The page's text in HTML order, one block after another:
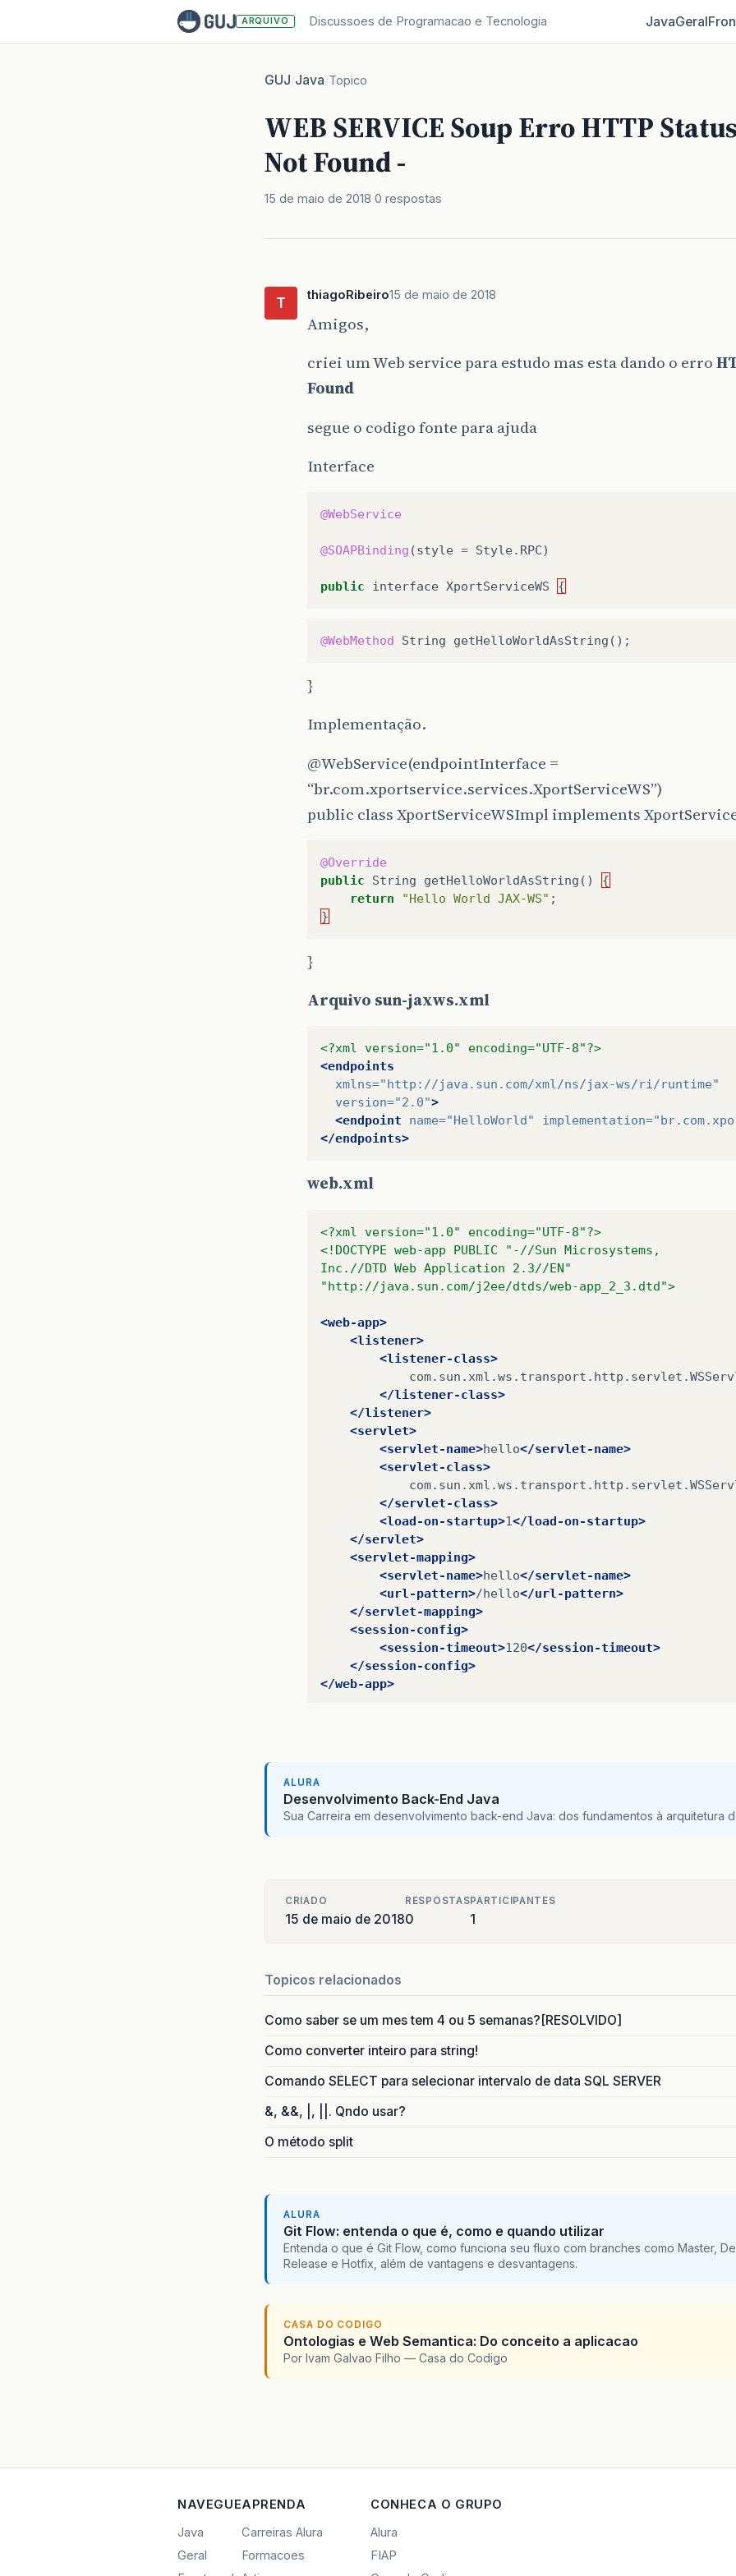
ARQUIVO Discussoes de Programacao e Tecnologia JavaGeral
GUJ/Java/Topico
WEB SERVICE Soup Erro HTTP
Not Found -
15 de maio de 2018 0 respostas
T thiagoRibeiro15 de maio de 2018
Amigos,
criei um Web service para estudo mas esta dando o erro
Found
segue o codigo fonte para ajuda
Interface
@WebService
@SOAPBinding (style = Style. RPC)
public interface XportServiceWS {
@WebMethod String getHelloWorldAsString ();
}
Implementação.
@WebService(endpointInterface =
“br.com.xportservice.services.XportServiceWS”)
public class XportServiceWSImpl implements
@Override
public
String getHelloWorldAsString ()
{
return
"Hello World JAX-WS" ;
}
}
Arquivo sun-jaxws.xml
<?xml version="1.0" encoding="UTF-8"?>
<endpoints
xmlns="http://java.sun.com/xml/ns/jax-ws/ri/runtime"
version="2.0">
<endpoint
name="HelloWorld" implementation=
</endpoints>
web.xml
<?xml version="1.0" encoding="UTF-8"?>
<!DOCTYPE web-app PUBLIC "-//Sun Microsystems,
Inc.//DTD Web Application 2.3//EN"
"http://java.sun.com/j2ee/dtds/web-app_2_3.dtd">
<web-app>
<listener>
<listener-class>
</listener-class>
</listener>
<servlet>
<servlet-name>hello</servlet-name>
<servlet-class>
</servlet-class>
<load-on-startup>1</load-on-startup>
</servlet>
<servlet-mapping>
<servlet-name>hello</servlet-name>
<url-pattern>/hello</url-pattern>
</servlet-mapping>
<session-config>
<session-timeout>120</session-timeout>
</session-config>
</web-app>
ALURA
Desenvolvimento Back-End Java
Sua Carreira em desenvolvimento back-end Java: dos fundamentos à arquitetura
CRIADO
15 de maio de 2018
RESPOSTAS
0
PARTICIPANTES
1
Topicos relacionados
Como saber se um mes tem 4 ou 5 semanas?[RESOLVIDO]
Como converter inteiro para string!
Comando SELECT para selecionar intervalo de data SQL SERVER
&, &&, |, ||. Qndo usar?
O método split
ALURA
Git Flow: entenda o que é, como e quando utilizar
Entenda o que é Git Flow, como funciona seu fluxo com branches como Master,
Release e Hotfix, além de vantagens e desvantagens.
CASA DO CODIGO
Ontologias e Web Semantica: Do conceito a aplicacao
Por Ivam Galvao Filho — Casa do Codigo
NAVEGUE
Java
Geral
APRENDA
Carreiras Alura
Formacoes
CONHECA O GRUPO
Alura
FIAP